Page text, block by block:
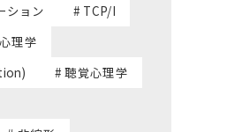
ション
# TCP/I
理学
# 聴覚心理学